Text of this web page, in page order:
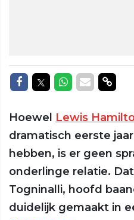
Delen op Facebook
Delen op Twitter
Delen op
Delen
Hoewel Lewis
dramatisch eerste
hebben, is er geen
onderlinge relatie.
Togninalli, hoofd
duidelijk gemaakt in